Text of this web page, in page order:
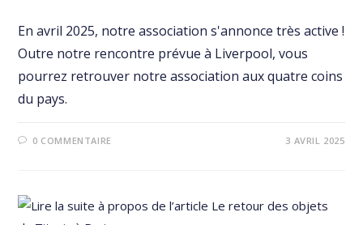
En avril 2025, notre association s'annonce très active !
Outre notre rencontre prévue à Liverpool, vous
pourrez retrouver notre association aux quatre coins
du pays.
0 COMMENTAIRE 3 AVRIL 2025